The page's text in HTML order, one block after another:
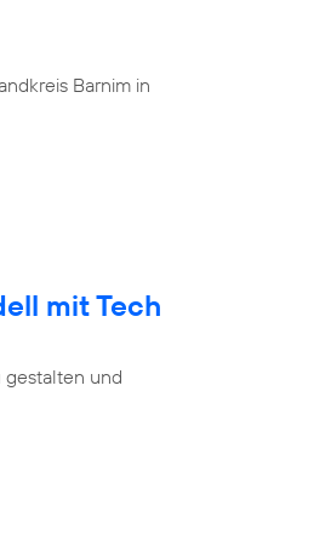
Barnim in
mit Tech
gestalten und